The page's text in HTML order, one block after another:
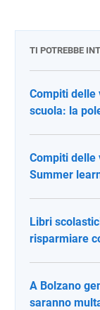
TI POTREBBE
Compiti delle
scuola: la
Compiti delle
Summer
Libri
risparmiare
A Bolzano
saranno